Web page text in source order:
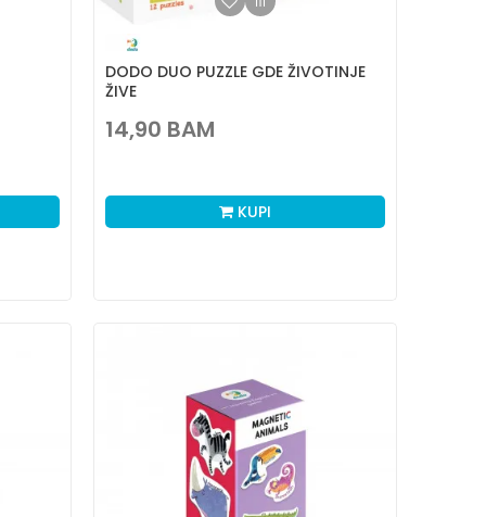
DODO DUO PUZZLE GDE ŽIVOTINJE
ŽIVE
14,90 BAM
KUPI